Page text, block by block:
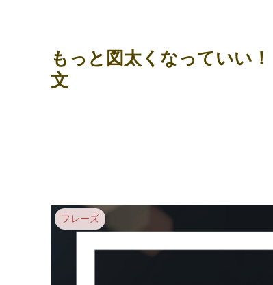
もっと図太くなっていい
文
フレーズ